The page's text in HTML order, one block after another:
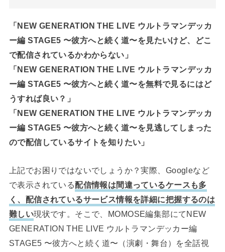
「NEW GENERATION THE LIVE ウルトラマンデッカ
ー編 STAGE5 〜彼方へと続く道〜を見たいけど、どこ
で配信されているかわからない」
「NEW GENERATION THE LIVE ウルトラマンデッカ
ー編 STAGE5 〜彼方へと続く道〜を無料で見るにはど
うすれば良い？」
「NEW GENERATION THE LIVE ウルトラマンデッカ
ー編 STAGE5 〜彼方へと続く道〜を見逃してしまった
ので配信しているサイトを知りたい」
上記でお困りではないでしょうか？実際、Googleなど
で表示されている配信情報は間違っているケースも多
く、配信されているサービス情報を詳細に把握するのは
難しい現状です。そこで、MOMOSE編集部にてNEW
GENERATION THE LIVE ウルトラマンデッカー編
STAGE5 〜彼方へと続く道〜（演劇・舞台）を全話視